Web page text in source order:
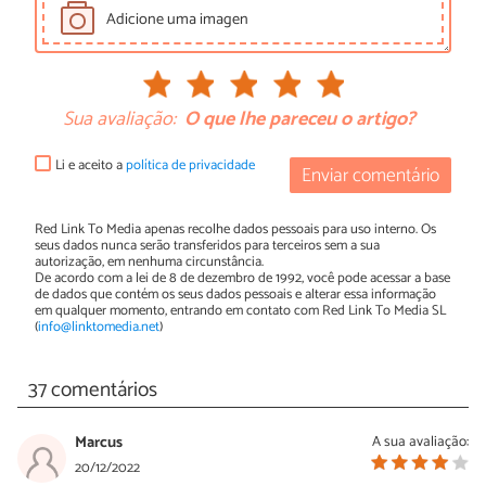
Adicione uma imagen
Sua avaliação: O que lhe pareceu o artigo?
Enviar comentário
Li e aceito apolítica de privacidade
Red Link To Media apenas recolhe dados pessoais para uso interno. Os
seus dados nunca serão transferidos para terceiros sem a sua
autorização, em nenhuma circunstância.
De acordo com a lei de 8 de dezembro de 1992, você pode acessar a base
de dados que contém os seus dados pessoais e alterar essa informação
em qualquer momento, entrando em contato com Red Link To Media SL
(info@linktomedia.net)
37 comentários
A sua avaliação:
Marcus
20/12/2022